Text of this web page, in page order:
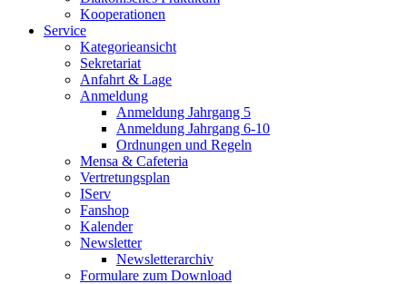
Kooperationen
Service
Kategorieansicht
Sekretariat
Anfahrt & Lage
Anmeldung
Anmeldung Jahrgang 5
Anmeldung Jahrgang 6-10
Ordnungen und Regeln
Mensa & Cafeteria
Vertretungsplan
IServ
Fanshop
Kalender
Newsletter
Newsletterarchiv
Formulare zum Download